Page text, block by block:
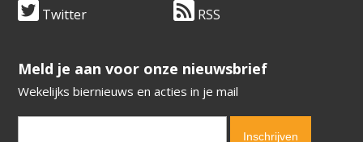
Twitter RSS
​​​​​​​Meld je aan voor onze nieuwsbrief
Wekelijks biernieuws en acties in je mail